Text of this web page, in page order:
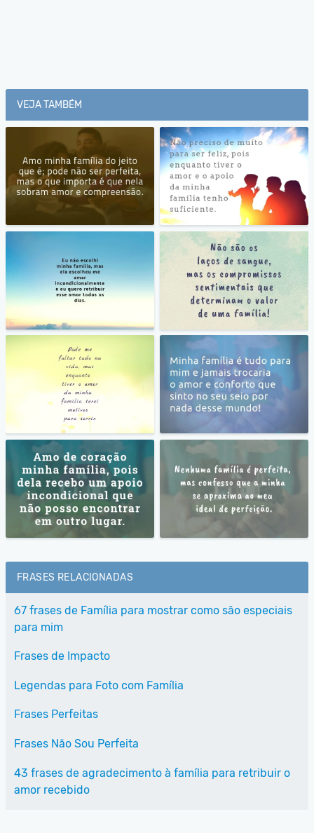
VEJA TAMBÉM
FRASES RELACIONADAS
67 frases de Família para mostrar como são especiais
para mim
Frases de Impacto
Legendas para Foto com Família
Frases Perfeitas
Frases Não Sou Perfeita
43 frases de agradecimento à família para retribuir o
amor recebido